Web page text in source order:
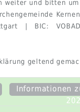
Informationen